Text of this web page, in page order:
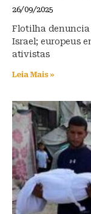
26/09/2025
Flotilha denuncia
Israel; europeus
ativistas
Leia Mais »